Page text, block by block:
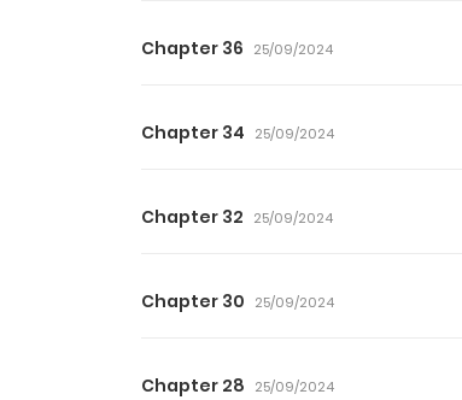
Chapter 36 25/09/2024
Chapter 34 25/09/2024
Chapter 32 25/09/2024
Chapter 30 25/09/2024
Chapter 28 25/09/2024